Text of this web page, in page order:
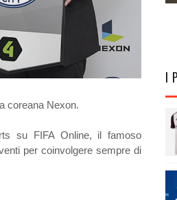
coreana Nexon.
su FIFA Online, il famoso
per coinvolgere sempre di
I